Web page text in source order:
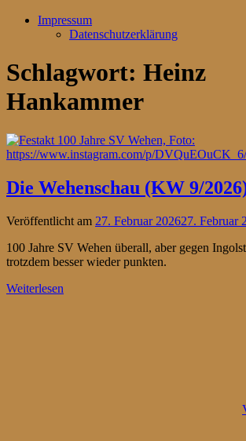
Impressum
Datenschutzerklärung
Schlagwort: Heinz
Hankammer
Die Wehenschau (KW 9/
Veröffentlicht am 27. Februar 202627. Februar
100 Jahre SV Wehen überall, aber gegen
trotzdem besser wieder punkten.
Weiterlesen